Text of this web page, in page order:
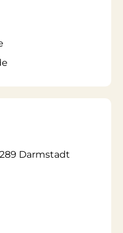
Darmstadt